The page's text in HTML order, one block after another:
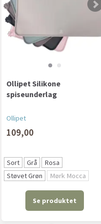
Ollipet Silikone
spiseunderlag
Ollipet
109,00
Sort Grå
Rosa
Støvet Grøn
Mørk Mocca
Se produktet